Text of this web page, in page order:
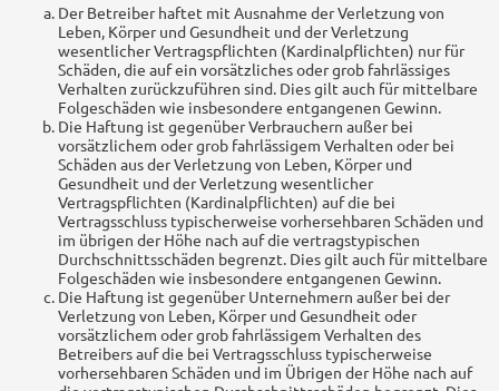
Der Betreiber haftet mit Ausnahme der Verletzung von
Leben, Körper und Gesundheit und der Verletzung
wesentlicher Vertragspflichten (Kardinalpflichten) nur für
Schäden, die auf ein vorsätzliches oder grob fahrlässiges
Verhalten zurückzuführen sind. Dies gilt auch für mittelbare
Folgeschäden wie insbesondere entgangenen Gewinn.
Die Haftung ist gegenüber Verbrauchern außer bei
vorsätzlichem oder grob fahrlässigem Verhalten oder bei
Schäden aus der Verletzung von Leben, Körper und
Gesundheit und der Verletzung wesentlicher
Vertragspflichten (Kardinalpflichten) auf die bei
Vertragsschluss typischerweise vorhersehbaren Schäden und
im übrigen der Höhe nach auf die vertragstypischen
Durchschnittsschäden begrenzt. Dies gilt auch für mittelbare
Folgeschäden wie insbesondere entgangenen Gewinn.
Die Haftung ist gegenüber Unternehmern außer bei der
Verletzung von Leben, Körper und Gesundheit oder
vorsätzlichem oder grob fahrlässigem Verhalten des
Betreibers auf die bei Vertragsschluss typischerweise
vorhersehbaren Schäden und im Übrigen der Höhe nach auf